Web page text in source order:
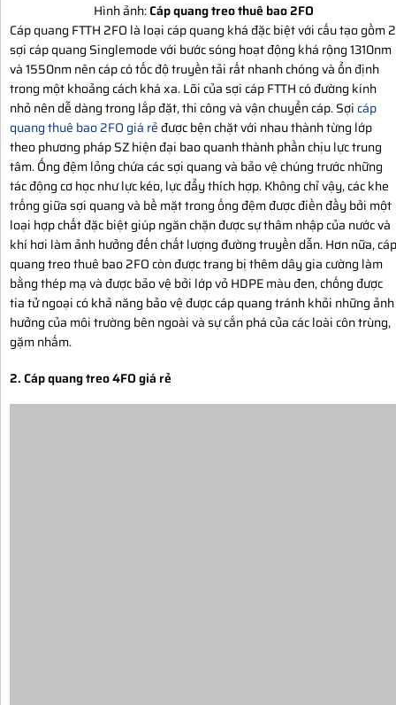
Hình ảnh:Cáp quang treo thuê bao 2FO
Cáp quang FTTH 2FO là loại cáp quang khá đặc biệt với cấu tạo gồm 2
sợi cáp quang Singlemode với bước sóng hoạt động khá rộng 1310nm
và 1550nm nên cáp có tốc độ truyền tải rất nhanh chóng và ổn định
trong một khoảng cách khá xa. Lõi của sợi cáp FTTH có đường kính
nhỏ nên dễ dàng trong lắp đặt, thi công và vận chuyển cáp. Sợi cáp
quang thuê bao 2FO giá rẻ được bện chặt với nhau thành từng lớp
theo phương pháp SZ hiện đại bao quanh thành phần chịu lực trung
tâm. Ống đệm lỏng chứa các sợi quang và bảo vệ chúng trước những
tác động cơ học như lực kéo, lực đẩy thích hợp. Không chỉ vậy, các khe
trống giữa sợi quang và bề mặt trong ống đệm được điền đầy bởi một
loại hợp chất đặc biệt giúp ngăn chặn được sự thâm nhập của nước và
khí hơi làm ảnh hưởng đến chất lượng đường truyền dẫn. Hơn nữa, cáp
quang treo thuê bao 2FO còn được trang bị thêm dây gia cường làm
bằng thép mạ và được bảo vệ bởi lớp vỏ HDPE màu đen, chống được
tia tử ngoại có khả năng bảo vệ được cáp quang tránh khỏi những ảnh
hưởng của môi trường bên ngoài và sự cắn phá của các loài côn trùng,
gặm nhấm.
2. Cáp quang treo 4FO giá rẻ